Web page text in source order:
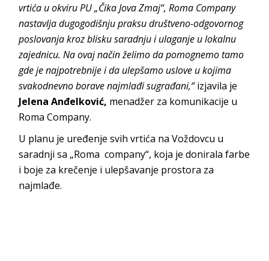
vrtića u okviru PU „Čika Jova Zmaj“, Roma Company
nastavlja dugogodišnju praksu društveno-odgovornog
poslovanja kroz blisku saradnju i ulaganje u lokalnu
zajednicu. Na ovaj načinželimo da pomognemo tamo
gde je najpotrebnije i da ulepšamo uslove u kojima
svakodnevno borave najmlađi sugrađani,“izjavila je
Jelena Anđelković, menadžer za komunikacije u
Roma Company.
U planu je uređenje svih vrtića na Voždovcu u
saradnji sa „Roma company“, koja je donirala farbe
i boje za krečenje i ulepšavanje prostora za
najmlađe.